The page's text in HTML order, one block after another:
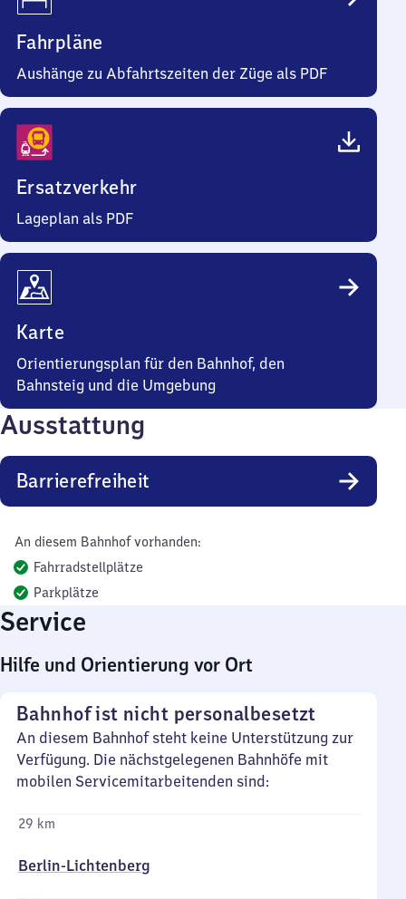
Fahrpläne
Aushänge zu Abfahrtszeiten der Züge als PDF
Ersatzverkehr
Lageplan als PDF
Karte
Orientierungsplan für den Bahnhof, den
Bahnsteig und die Umgebung
Ausstattung
Barrierefreiheit
An diesem Bahnhof vorhanden:
Fahrradstellplätze
Parkplätze
Service
Hilfe und Orientierung vor Ort
Bahnhof ist nicht personalbesetzt
An diesem Bahnhof steht keine Unterstützung zur
Verfügung. Die nächstgelegenen Bahnhöfe mit
mobilen Servicemitarbeitenden sind:
29 km
Berlin-Lichtenberg